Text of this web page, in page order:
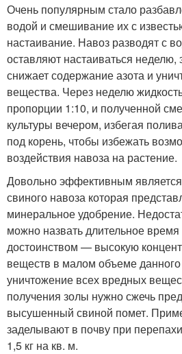
Очень популярным стало
водой и смешивание их с
настаивание. Навоз разводят с
оставляют настаиваться неделю,
снижает содержание азота и
вещества. Через неделю
пропорции 1:10, и полученной
культуры вечером, избегая
под корень, чтобы избежать
воздействия навоза на растение.
Довольно эффективным
свиного навоза которая
минеральное удобрение.
можно назвать длительное
достоинством — высокую
веществ в малом объеме
уничтожение всех вредных
получения золы нужно сжечь
высушенный свиной помет.
заделывают в почву при
1,5 кг на кв. м.